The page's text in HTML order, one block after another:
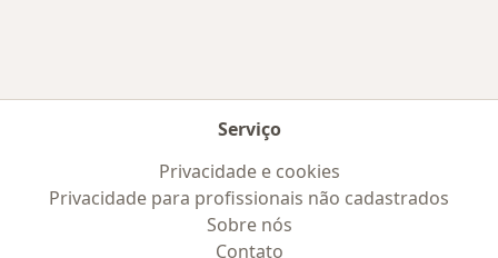
Serviço
Privacidade e cookies
Privacidade para profissionais não cadastrados
Sobre nós
Contato